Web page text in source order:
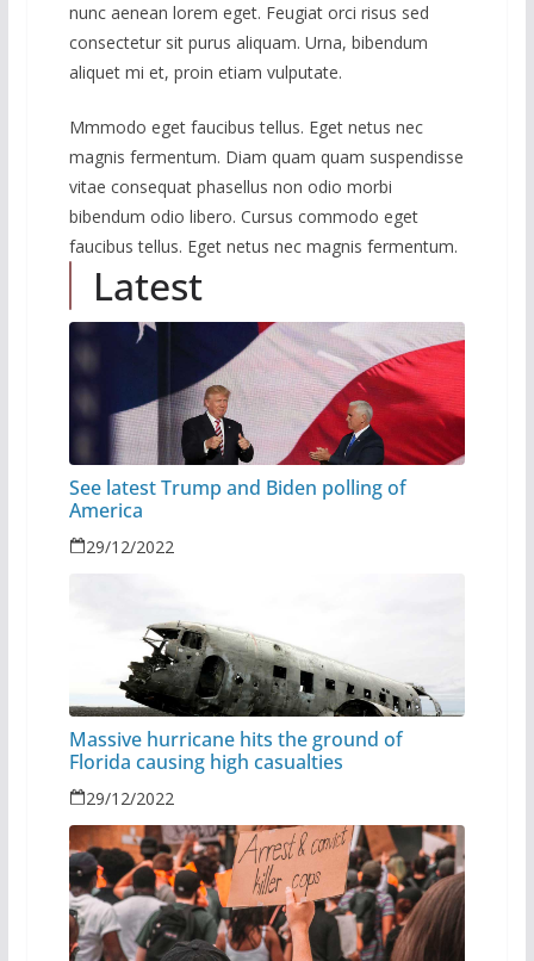
nunc aenean lorem eget. Feugiat orci risus sed
consectetur sit purus aliquam. Urna, bibendum
aliquet mi et, proin etiam vulputate.
Mmmodo eget faucibus tellus. Eget netus nec
magnis fermentum. Diam quam quam suspendisse
vitae consequat phasellus non odio morbi
bibendum odio libero. Cursus commodo eget
faucibus tellus. Eget netus nec magnis fermentum.
Latest
See latest Trump and Biden polling of
America
29/12/2022
Massive hurricane hits the ground of
Florida causing high casualties
29/12/2022